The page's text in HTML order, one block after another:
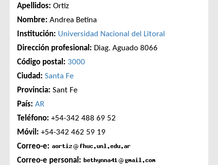
Apellidos: Ortiz
Nombre: Andrea Betina
Institución: Universidad Nacional del Litoral
Dirección profesional: Diag. Aguado 8066
Código postal: 3000
Ciudad: Santa Fe
Provincia: Sant Fe
País: AR
Teléfono: +54-342 488 69 52
Móvil: +54-342 462 59 19
Correo-e:
Correo-e personal: